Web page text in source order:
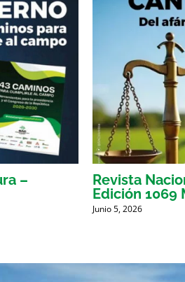
–
Revista
Edición 1069
Junio 5, 2026